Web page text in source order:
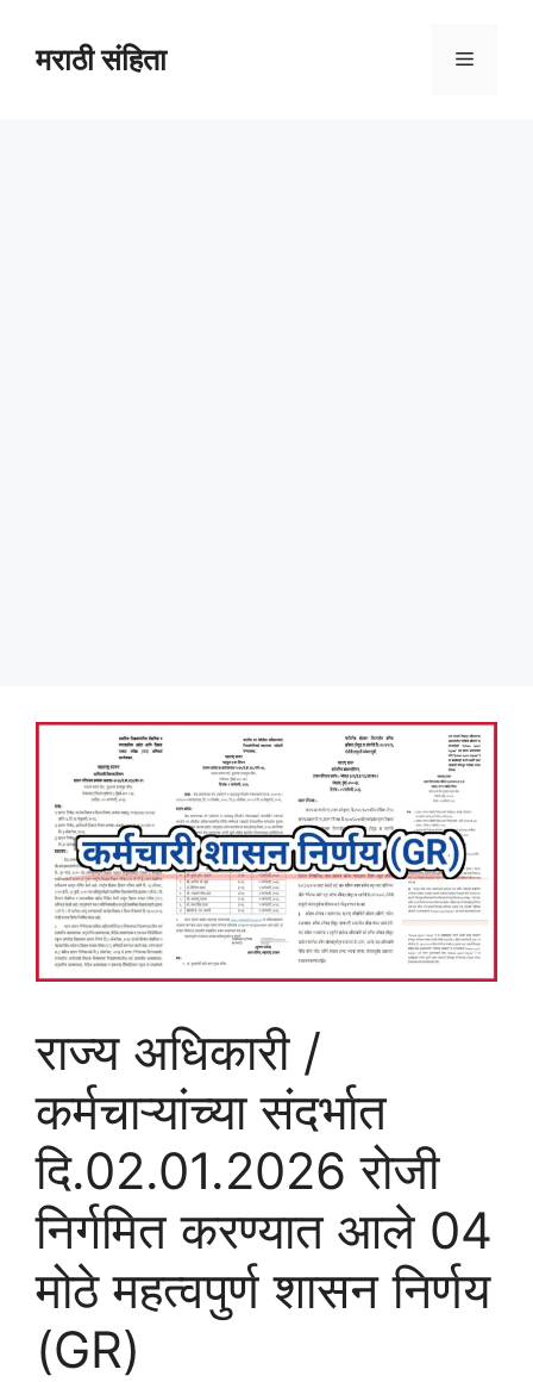
contentमराठी संहिता Menu
राज्य अधिकारी /
कर्मचाऱ्यांच्या संदर्भात
दि.02.01.2026 रोजी
निर्गमित करण्यात आले 04
मोठे महत्वपुर्ण शासन निर्णय
(GR)